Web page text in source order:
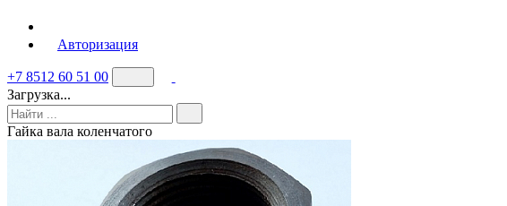
Авторизация
+7 8512 60 51 00
Загрузка...
Гайка вала коленчатого